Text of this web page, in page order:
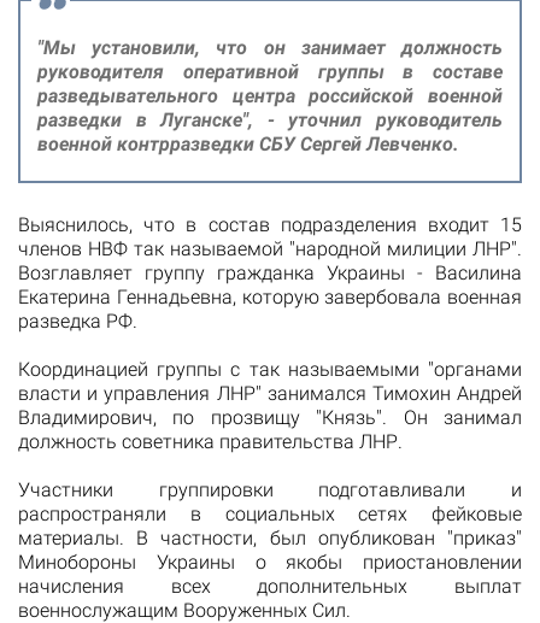
"Мы установили, что он занимает должность
руководителя оперативной группы в составе
разведывательного центра российской военной
разведки в Луганске", - уточнил руководитель
военной контрразведки СБУ Сергей Левченко.
Выяснилось, что в состав подразделения входит 15
членов НВФ так называемой "народной милиции ЛНР".
Возглавляет группу гражданка Украины - Василина
Екатерина Геннадьевна, которую завербовала военная
разведка РФ.
Координацией группы с так называемыми "органами
власти и управления ЛНР" занимался Тимохин Андрей
Владимирович, по прозвищу "Князь". Он занимал
должность советника правительства ЛНР.
Участники группировки подготавливали и
распространяли в социальных сетях фейковые
материалы. В частности, был опубликован "приказ"
Минобороны Украины о якобы приостановлении
начисления всех дополнительных выплат
военнослужащим Вооруженных Сил.